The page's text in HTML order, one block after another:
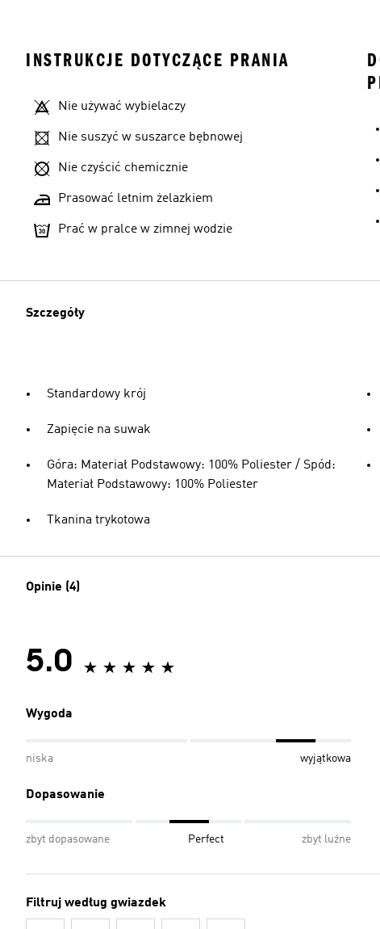
INSTRUKCJE DOTYCZĄCE PRANIA
Nie używać wybielaczy
Nie suszyć w suszarce bębnowej
Nie czyścić chemicznie
Prasować letnim żelazkiem
Prać w pralce w zimnej wodzie
Szczegóły
Standardowy krój
Zapięcie na suwak
Góra: Materiał Podstawowy: 100% Poliester / Spód:
Materiał Podstawowy: 100% Poliester
Tkanina trykotowa
Opinie (4)
5.0
Wygoda
niska wyjątkowa
Dopasowanie
zbyt dopasowane Perfect zbyt luźne
Filtruj według gwiazdek